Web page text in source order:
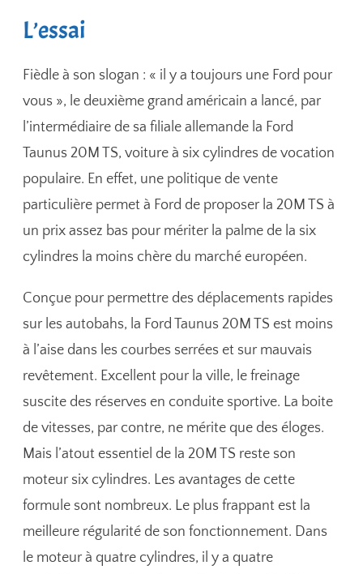
L’essai
Fièdle à son slogan : « il y a toujours une Ford pour
vous », le deuxième grand américain a lancé, par
l’intermédiaire de sa filiale allemande la Ford
Taunus 20M TS, voiture à six cylindres de vocation
populaire. En effet, une politique de vente
particulière permet à Ford de proposer la 20M TS à
un prix assez bas pour mériter la palme de la six
cylindres la moins chère du marché européen.
Conçue pour permettre des déplacements rapides
sur les autobahs, la Ford Taunus 20M TS est moins
à l’aise dans les courbes serrées et sur mauvais
revêtement. Excellent pour la ville, le freinage
suscite des réserves en conduite sportive. La boite
de vitesses, par contre, ne mérite que des éloges.
Mais l’atout essentiel de la 20M TS reste son
moteur six cylindres. Les avantages de cette
formule sont nombreux. Le plus frappant est la
meilleure régularité de son fonctionnement. Dans
le moteur à quatre cylindres, il y a quatre